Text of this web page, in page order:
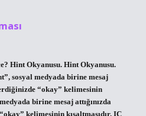
Hint Okyanusu. Hint Okyanusu.
sosyal medyada birine mesaj
“okay” kelimesinin
birine mesaj attığınızda
kelimesinin kısaltmasıdır. IC